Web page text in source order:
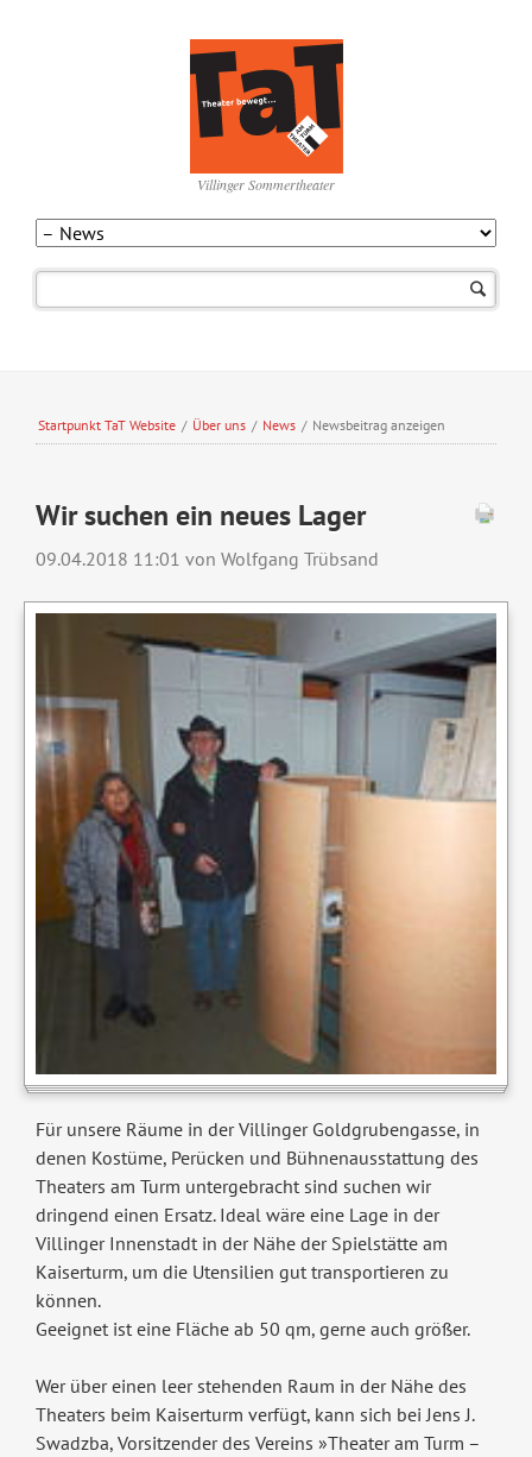
Villinger Sommertheater
Startpunkt TaT Website / Über uns / News / Newsbeitrag anzeigen
Wir suchen ein neues Lager
09.04.2018 11:01 von Wolfgang Trübsand
Für unsere Räume in der Villinger Goldgrubengasse, in
denen Kostüme, Perücken und Bühnenausstattung des
Theaters am Turm untergebracht sind suchen wir
dringend einen Ersatz. Ideal wäre eine Lage in der
Villinger Innenstadt in der Nähe der Spielstätte am
Kaiserturm, um die Utensilien gut transportieren zu
können.
Geeignet ist eine Fläche ab 50 qm, gerne auch größer.
Wer über einen leer stehenden Raum in der Nähe des
Theaters beim Kaiserturm verfügt, kann sich bei Jens J.
Swadzba, Vorsitzender des Vereins »Theater am Turm –